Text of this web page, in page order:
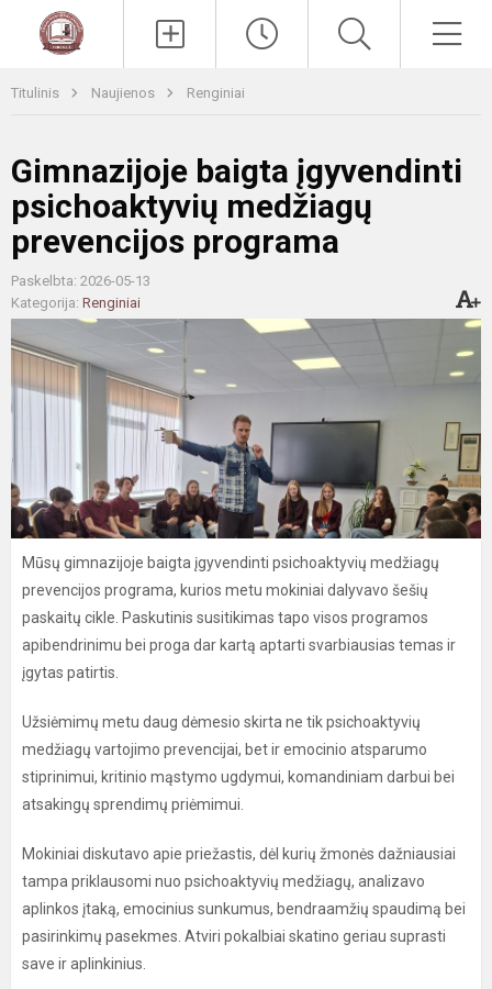
Titulinis Naujienos Renginiai
Gimnazijoje baigta įgyvendinti
psichoaktyvių medžiagų
prevencijos programa
Paskelbta: 2026-05-13
Kategorija: Renginiai
Mūsų gimnazijoje baigta įgyvendinti psichoaktyvių medžiagų
prevencijos programa, kurios metu mokiniai dalyvavo šešių
paskaitų cikle. Paskutinis susitikimas tapo visos programos
apibendrinimu bei proga dar kartą aptarti svarbiausias temas ir
įgytas patirtis.
Užsiėmimų metu daug dėmesio skirta ne tik psichoaktyvių
medžiagų vartojimo prevencijai, bet ir emocinio atsparumo
stiprinimui, kritinio mąstymo ugdymui, komandiniam darbui bei
atsakingų sprendimų priėmimui.
Mokiniai diskutavo apie priežastis, dėl kurių žmonės dažniausiai
tampa priklausomi nuo psichoaktyvių medžiagų, analizavo
aplinkos įtaką, emocinius sunkumus, bendraamžių spaudimą bei
pasirinkimų pasekmes. Atviri pokalbiai skatino geriau suprasti
save ir aplinkinius.